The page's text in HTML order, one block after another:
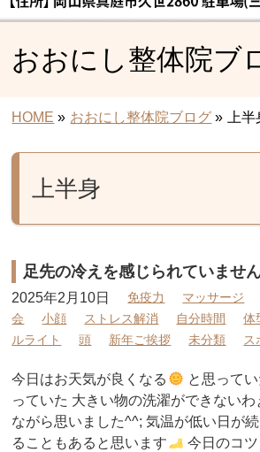
おおにし整体院ブ
HOME » おおにし整体院ブログ » 上半
上半身
足先の冷えを感じられていませ
2025年2月10日 免疫力 マッサージ
会
小顔 ストレス解消 自分時間 体
ルライト
頭 新年ご挨拶 未分類 ス
今日はお天気が良くなる
と思って
っていた 大きい物の洗濯ができない
ながら思いました^^; 気温が低い日が
ることもあると思います
今日のコ